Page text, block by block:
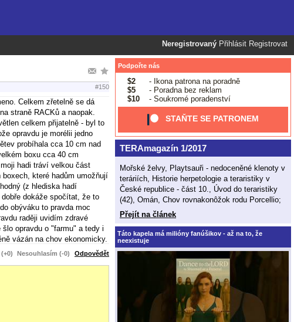
Neregistrovaný Přihlásit Registrovat
#150
Celkem zřetelně se dá
straně RACKů a naopak.
celkem přijatelně - byl to
opravdu je morélii jedno
probíhala cca 10 cm nad
boxu cca 40 cm
hadi tráví velkou část
které hadům umožňují
(z hlediska hadí
dokáže spočítat, že to
obýváku to pravda moc
raději uvidím zdravé
opravdu o "farmu" a tedy i
vázán na chov ekonomicky.
Nesouhlasím (-0) Odpovědět
Podpořte nás
$2
- Ikona patrona na poradně
$5
- Poradna bez reklam
$10
- Soukromé poradenství
STAŇTE SE PATRONEM
TERAmagazín 1/2017
Mořské želvy, Playtsauři - nedoceněné klenoty v
teráriích, Historie herpetologie a teraristiky v
České republice - část 10., Úvod do teraristiky
(42), Omán, Chov rovnakonôžok rodu Porcellio;
Přejít na článek
Táto kapela má milióny fanúšikov - až na to, že
neexistuje